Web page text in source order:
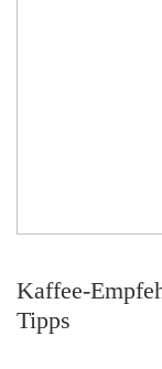
Kaffee-
Tipps